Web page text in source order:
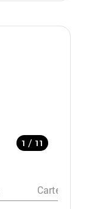
1 / 11
Carte